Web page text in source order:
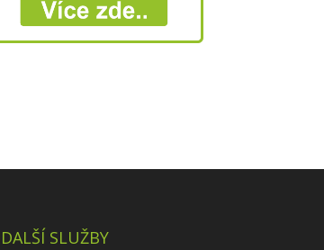
DALŠÍ SLUŽBY